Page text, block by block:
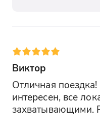
Виктор
Отличная
интересен, все
захватывающими.